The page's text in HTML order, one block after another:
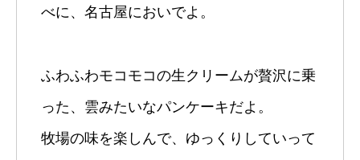
べに、名古屋においでよ。
ふわふわモコモコの生クリームが贅沢に乗
った、雲みたいなパンケーキだよ。
牧場の味を楽しんで、ゆっくりしていって